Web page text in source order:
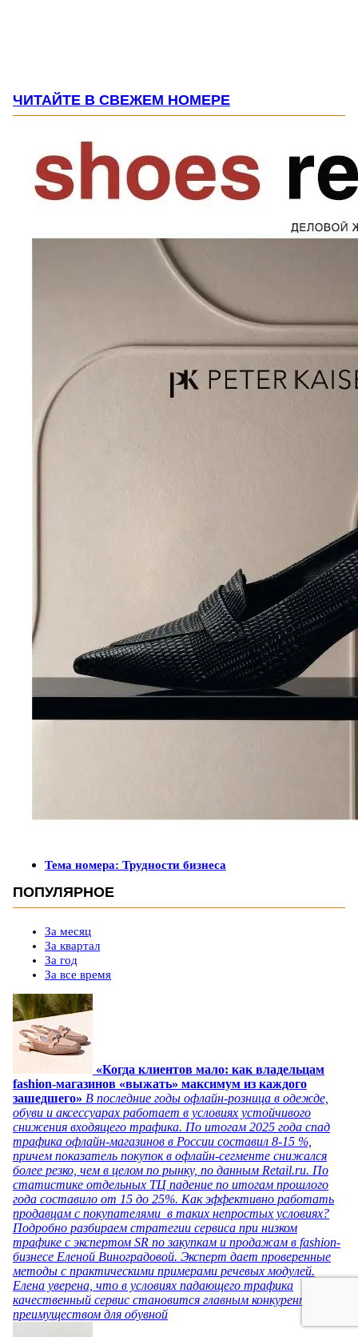
ЧИТАЙТЕ В СВЕЖЕМ НОМЕРЕ
Тема номера: Трудности бизнеса
ПОПУЛЯРНОЕ
За месяц
За квартал
За год
За все время
«Когда клиентов мало: как владельцам
fashion-магазинов «выжать» максимум из каждого
зашедшего» В последние годы офлайн-розница в одежде,
обуви и аксессуарах работает в условиях устойчивого
снижения входящего трафика. По итогам 2025 года спад
трафика офлайн-магазинов в России составил 8-15 %,
причем показатель покупок в офлайн-сегменте снижался
более резко, чем в целом по рынку, по данным Retail.ru. По
статистике отдельных ТЦ падение по итогам прошлого
года составило от 15 до 25%. Как эффективно работать
продавцам с покупателями в таких непростых условиях?
Подробно разбираем стратегии сервиса при низком
трафике с экспертом SR по закупкам и продажам в fashion-
бизнесе Еленой Виноградовой. Эксперт дает проверенные
методы с практическими примерами речевых модулей.
Елена уверена, что в условиях падающего трафика
качественный сервис становится главным конкурентным
преимуществом для обувной